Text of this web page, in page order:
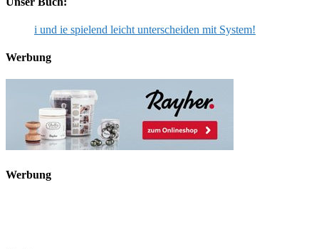
i und ie spielend leicht unterscheiden mit System!
Werbung
Werbung